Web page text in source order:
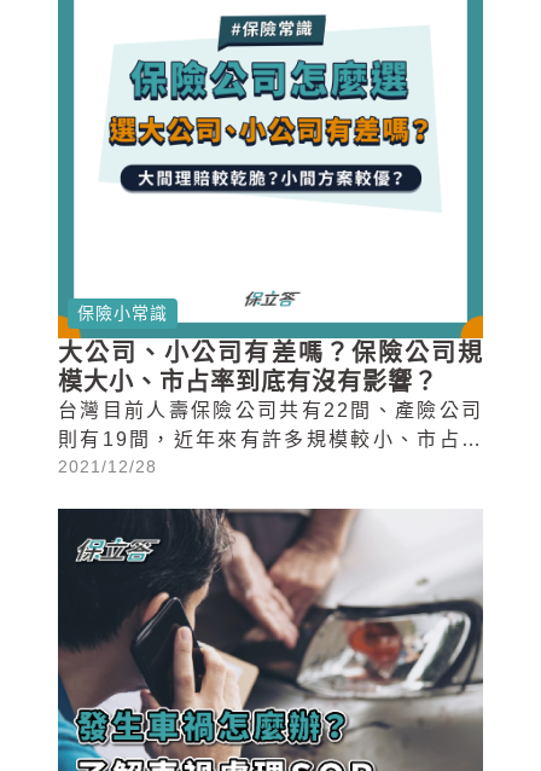
保險小常識
大公司、小公司有差嗎？保險公司規
模大小、市占率到底有沒有影響？
台灣目前人壽保險公司共有22間、產險公司
則有19間，近年來有許多規模較小、市占率
較低的保險公司慢慢打入市場...
2021/12/28